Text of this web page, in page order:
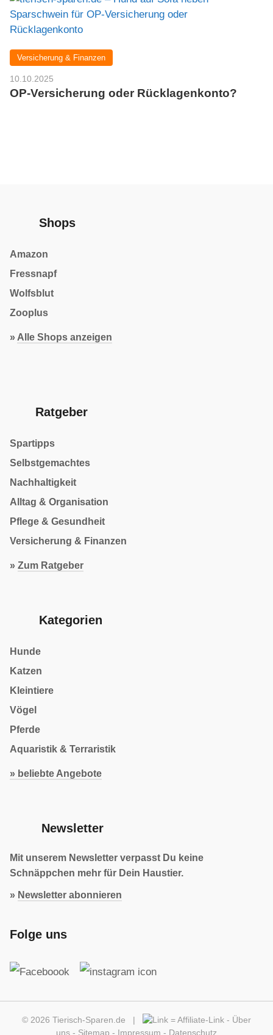
Versicherung & Finanzen
10.10.2025
OP-Versicherung oder Rücklagenkonto?
Shops
Amazon
Fressnapf
Wolfsblut
Zooplus
» Alle Shops anzeigen
Ratgeber
Spartipps
Selbstgemachtes
Nachhaltigkeit
Alltag & Organisation
Pflege & Gesundheit
Versicherung & Finanzen
» Zum Ratgeber
Kategorien
Hunde
Katzen
Kleintiere
Vögel
Pferde
Aquaristik & Terraristik
» beliebte Angebote
Newsletter
Mit unserem Newsletter verpasst Du keine
Schnäppchen mehr für Dein Haustier.
» Newsletter abonnieren
Folge uns
© 2026 Tierisch-Sparen.de | =Affiliate-Link - Über
uns - Sitemap - Impressum - Datenschutz